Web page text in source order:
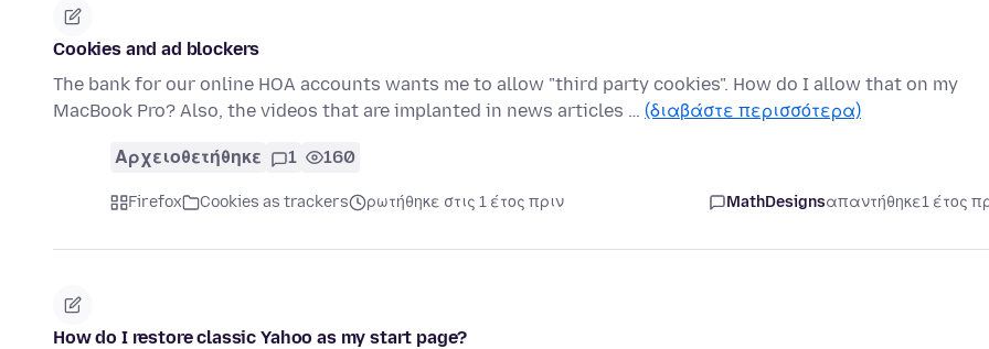
Cookies and ad blockers
The bank for our online HOA accounts wants me to allow "third party cookies". How do I allow that on my
MacBook Pro? Also, the videos that are implanted in news articles … (διαβάστε περισσότερα)
Αρχειοθετήθηκε 1 160
Firefox Cookies as trackers ρωτήθηκε στις 1 έτος πριν MathDesignsαπαντήθηκε1 έτος
How do I restore classic Yahoo as my start page?